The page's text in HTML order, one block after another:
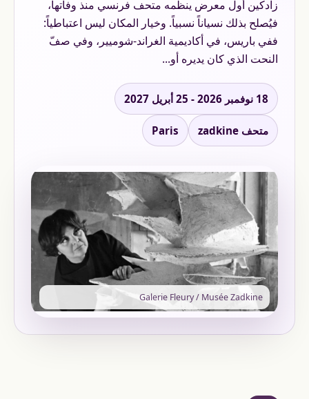
زادكين أول معرض ينظّمه متحف فرنسي منذ وفاتها،
فيُصلح بذلك نسياناً نسبياً. وخيار المكان ليس اعتباطياً:
ففي باريس، في أكاديمية الغراند-شوميير، وفي صفّ
النحت الذي كان يديره أو...
18 نوفمبر 2026 - 25 أبريل 2027
متحف zadkine Paris
Galerie Fleury / Musée Zadkine